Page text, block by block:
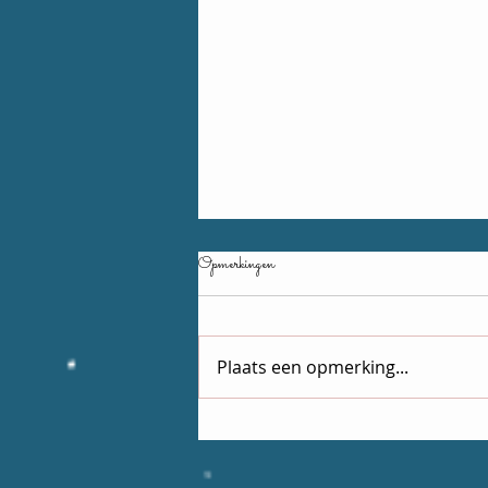
Ster van de week: Louis Neefs
Opmerkingen
Plaats een opmerking...